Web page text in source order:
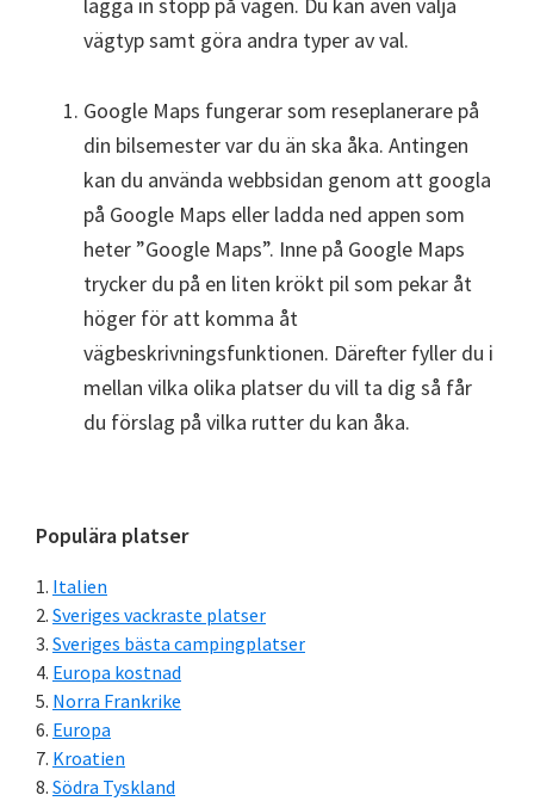
vägtyp samt göra andra typer av val.
Google Maps fungerar som reseplanerare på
din bilsemester var du än ska åka. Antingen
kan du använda webbsidan genom att googla
på Google Maps eller ladda ned appen som
heter ”Google Maps”. Inne på Google Maps
trycker du på en liten krökt pil som pekar åt
höger för att komma åt
vägbeskrivningsfunktionen. Därefter fyller du i
mellan vilka olika platser du vill ta dig så får
du förslag på vilka rutter du kan åka.
Primärt
sidofält
Populära platser
Italien
Sveriges vackraste platser
Sveriges bästa campingplatser
Europa kostnad
Norra Frankrike
Europa
Kroatien
Södra Tyskland